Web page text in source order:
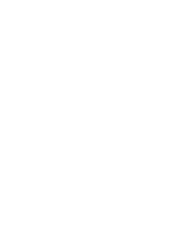
diebasissachsenanhalt/